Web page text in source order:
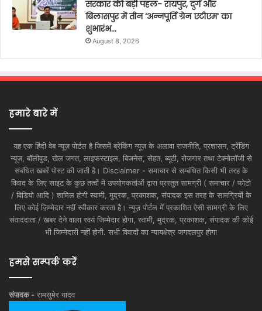
सरकार की बड़ी पहल- रायपुर, दुर्ग और
बिलासपुर में तीन ‘अन्नपूर्ति ग्रेन एटीएम‘ का
शुभारंभ…
August 8, 2026
हमारे बारे में
यह एक हिंदी वेब न्यूज़ पोर्टल है जिसमें ब्रेकिंग न्यूज़ के अलावा राजनीति, प्रशासन, ट्रेंडिंग
न्यूज, बॉलीवुड, खेल जगत, लाइफस्टाइल, बिजनेस, सेहत, ब्यूटी, रोजगार तथा टेक्नोलॉजी से
संबंधित खबरें पोस्ट की जाती है। Disclaimer - समाचार से सम्बंधित किसी भी तरह के
विवाद के लिए साइट के कुछ तत्वों में उपयोगकर्ताओं द्वारा प्रस्तुत सामग्री ( समाचार / फोटो
/ विडियो आदि ) शामिल होगी स्वामी, मुद्रक, प्रकाशक, संपादक इस तरह के सामग्रियों के
लिए कोई ज़िम्मेदार नहीं स्वीकार करता है। न्यूज़ पोर्टल में प्रकाशित ऐसी सामग्री के लिए
संवाददाता / खबर देने वाला स्वयं जिम्मेदार होगा, स्वामी, मुद्रक, प्रकाशक, संपादक की कोई
भी जिम्मेदारी नहीं होगी. सभी विवादों का न्यायक्षेत्र जगदलपुर होगा
हमसे सम्पर्क करें
संपादक - रामसुमेर यादव